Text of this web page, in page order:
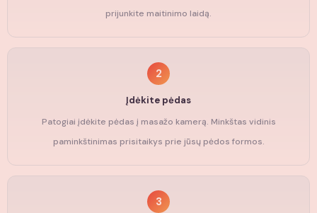
prijunkite maitinimo laidą.
2
Įdėkite pėdas
Patogiai įdėkite pėdas į masažo kamerą. Minkštas vidinis
paminkštinimas prisitaikys prie jūsų pėdos formos.
3